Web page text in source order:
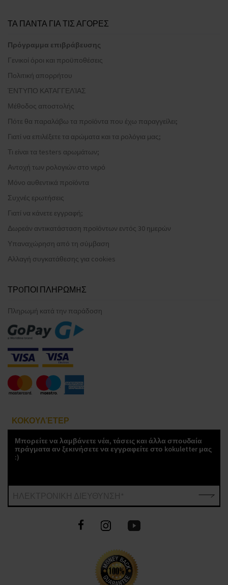
ΤΑ ΠΑΝΤΑ ΓΙΑ ΤΙΣ ΑΓΟΡΕΣ
Πρόγραμμα επιβράβευσης
Γενικοί όροι και προϋποθέσεις
Πολιτική απορρήτου
ΈΝΤΥΠΟ ΚΑΤΑΓΓΕΛΊΑΣ
Μέθοδος αποστολής
Πότε θα παραλάβω τα προϊόντα που έχω παραγγείλει;
Γιατί να επιλέξετε τα αρώματα και τα ρολόγια μας;
Τι είναι τα testers αρωμάτων;
Αντοχή των ρολογιών στο νερό
Μόνο αυθεντικά προϊόντα
Συχνές ερωτήσεις
Γιατί να κάνετε εγγραφή;
Δωρεάν αντικατάσταση προϊόντων εντός 30 ημερών
Υπαναχώρηση από τη σύμβαση
Αλλαγή συγκατάθεσης για cookies
ΤΡOΠΟΙ ΠΛΗΡΩΜHΣ
Πληρωμή κατά την παράδοση
ΚΟΚΟΥΛΈΤΕΡ
Μπορείτε να λαμβάνετε νέα, τάσεις και άλλα σπουδαία
πράγματα αν ξεκινήσετε να εγγραφείτε στο kokuletter μας
:)